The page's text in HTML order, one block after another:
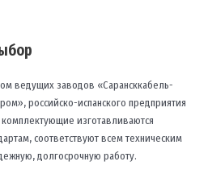
ведущих заводов «Сарансккабель-
российско-испанского предприятия
изготавливаются
соответствуют всем техническим
долгосрочную работу.